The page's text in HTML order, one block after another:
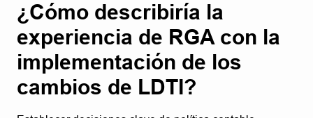
¿Cómo describiría la
experiencia de RGA con la
implementación de los
cambios de LDTI?